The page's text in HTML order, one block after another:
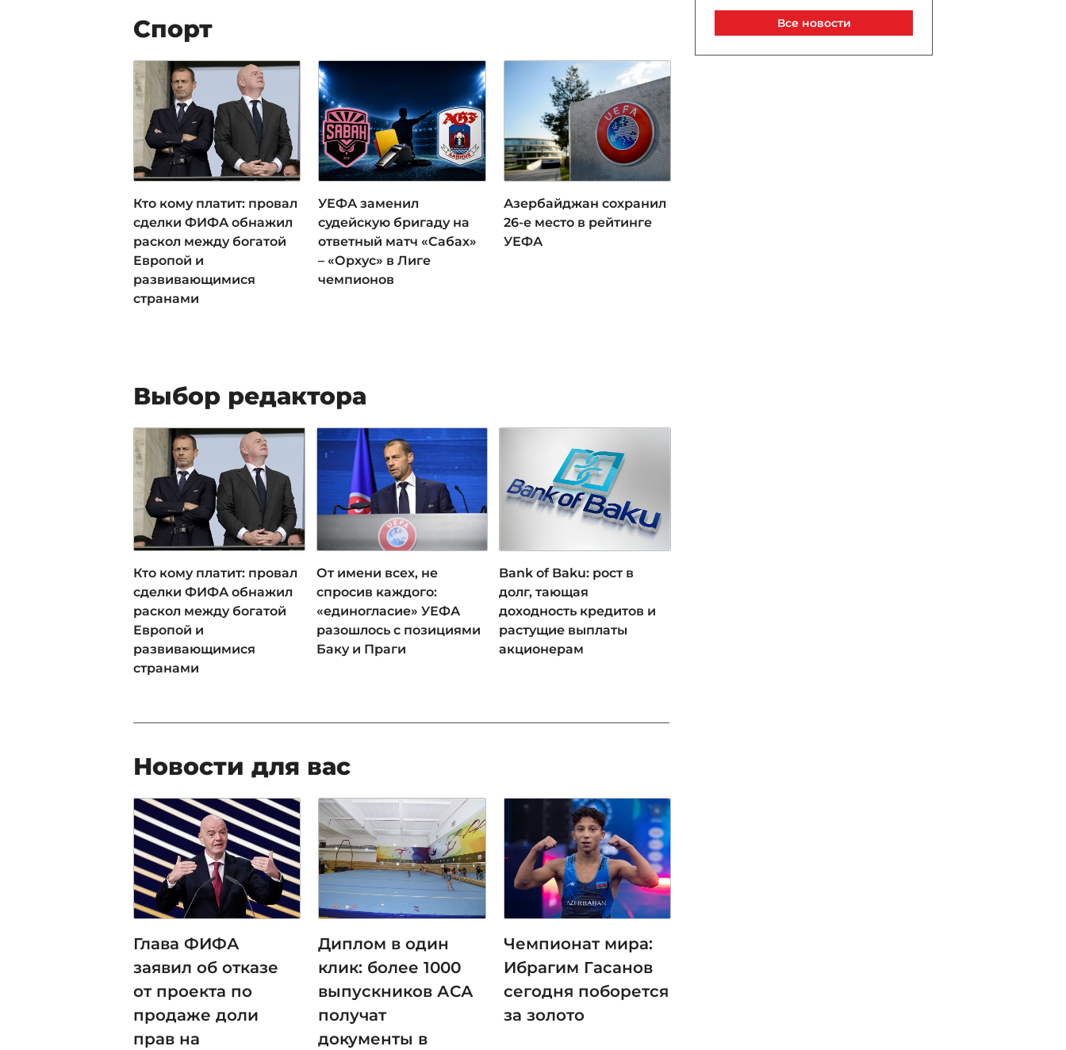
Спорт
Кто кому платит: провал
сделки ФИФА обнажил
раскол между богатой
Европой и
развивающимися
странами
УЕФА заменил
судейскую бригаду на
ответный матч «Сабах»
– «Орхус» в Лиге
чемпионов
Азербайджан сохранил
26-е место в рейтинге
УЕФА
Выбор редактора
Кто кому платит: провал
сделки ФИФА обнажил
раскол между богатой
Европой и
развивающимися
странами
От имени всех, не
спросив каждого:
«единогласие» УЕФА
разошлось с позициями
Баку и Праги
Bank of Baku: рост в
долг, тающая
доходность кредитов и
растущие выплаты
акционерам
Новости для вас
Глава ФИФА
заявил об отказе
от проекта по
продаже доли
прав на
Диплом в один
клик: более 1000
выпускников АСА
получат
документы в
Чемпионат мира:
Ибрагим Гасанов
сегодня поборется
за золото
Что произошло на суде
Arzum? - Заявление от
Все новости